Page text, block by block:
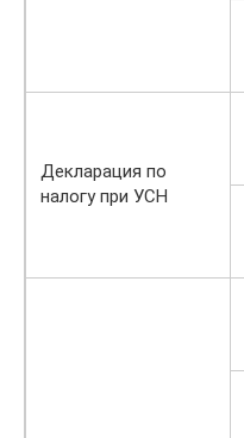
Декларация по
налогу при УСН